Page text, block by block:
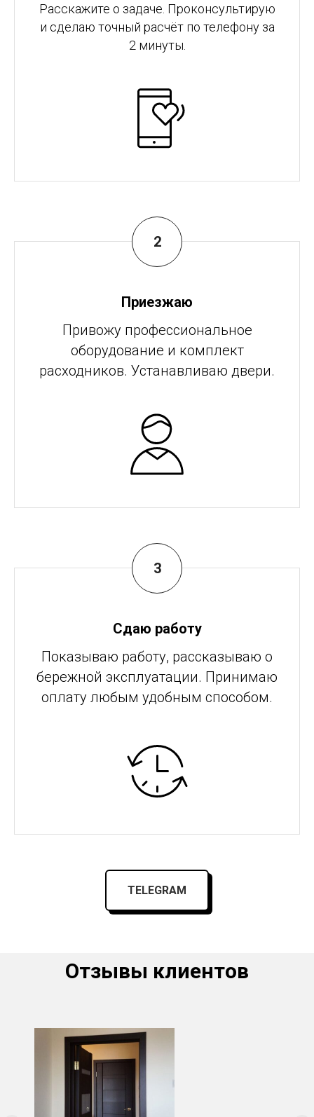
Расскажите о задаче. Проконсультирую
и сделаю точный расчёт по телефону за
2 минуты.
Приезжаю
Привожу профессиональное
оборудование и комплект
расходников. Устанавливаю двери.
Сдаю работу
Показываю работу, рассказываю о
бережной эксплуатации. Принимаю
оплату любым удобным способом.
TELEGRAM
Отзывы клиентов